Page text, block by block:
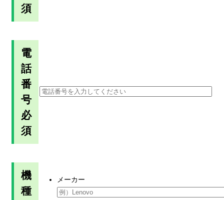
須
電
話
番
号
必
須
機
種
メーカー